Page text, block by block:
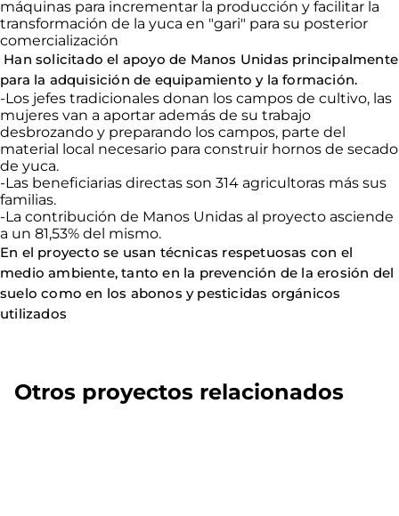
máquinas para incrementar la producción y facilitar la
transformación de la yuca en "gari" para su posterior
comercialización
Han solicitado el apoyo de Manos Unidas principalmente
para la adquisición de equipamiento y la formación.
-Los jefes tradicionales donan los campos de cultivo, las
mujeres van a aportar además de su trabajo
desbrozando y preparando los campos, parte del
material local necesario para construir hornos de secado
de yuca.
-Las beneficiarias directas son 314 agricultoras más sus
familias.
-La contribución de Manos Unidas al proyecto asciende
a un 81,53% del mismo.
En el proyecto se usan técnicas respetuosas con el
medio ambiente, tanto en la prevención de la erosión del
suelo como en los abonos y pesticidas orgánicos
utilizados
Otros proyectos relacionados